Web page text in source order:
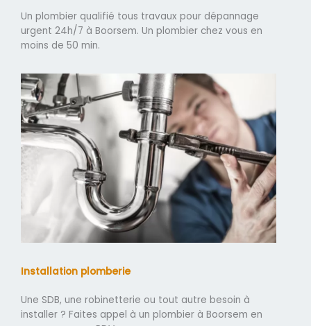
Un plombier qualifié tous travaux pour dépannage
urgent 24h/7 à Boorsem. Un plombier chez vous en
moins de 50 min.
Installation plomberie
Une SDB, une robinetterie ou tout autre besoin à
installer ? Faites appel à un plombier à Boorsem en